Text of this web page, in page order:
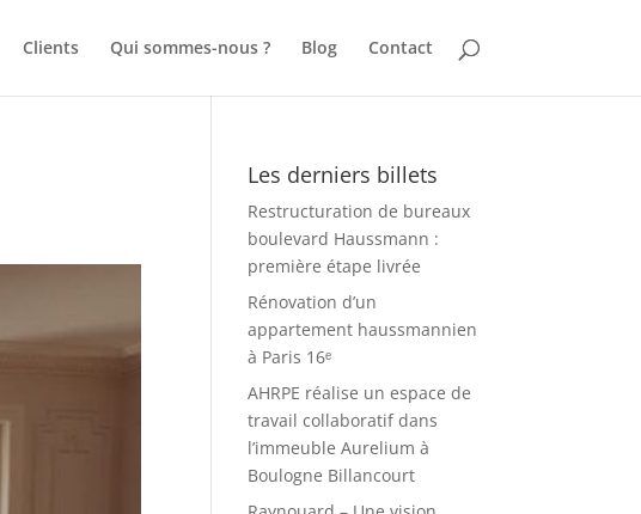
Clients Qui sommes-nous ? Blog Contact
Les derniers billets
Restructuration de bureaux
boulevard Haussmann :
première étape livrée
Rénovation d’un
appartement haussmannien
à Paris 16ᵉ
AHRPE réalise un espace de
travail collaboratif dans
l’immeuble Aurelium à
Boulogne Billancourt